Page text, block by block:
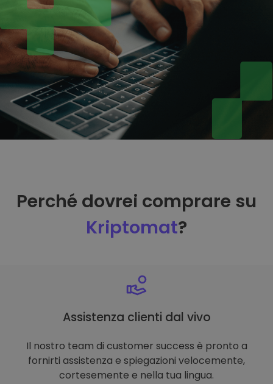
Perché dovrei comprare su
Kriptomat?
Assistenza clienti dal vivo
Il nostro team di customer success è pronto a
fornirti assistenza e spiegazioni velocemente,
cortesemente e nella tua lingua.